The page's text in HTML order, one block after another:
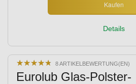
Kaufen
Details
★★★★★
★★★★★ 8 ARTIKELBEWERTUNG(EN)
Eurolub Glas-Polster-